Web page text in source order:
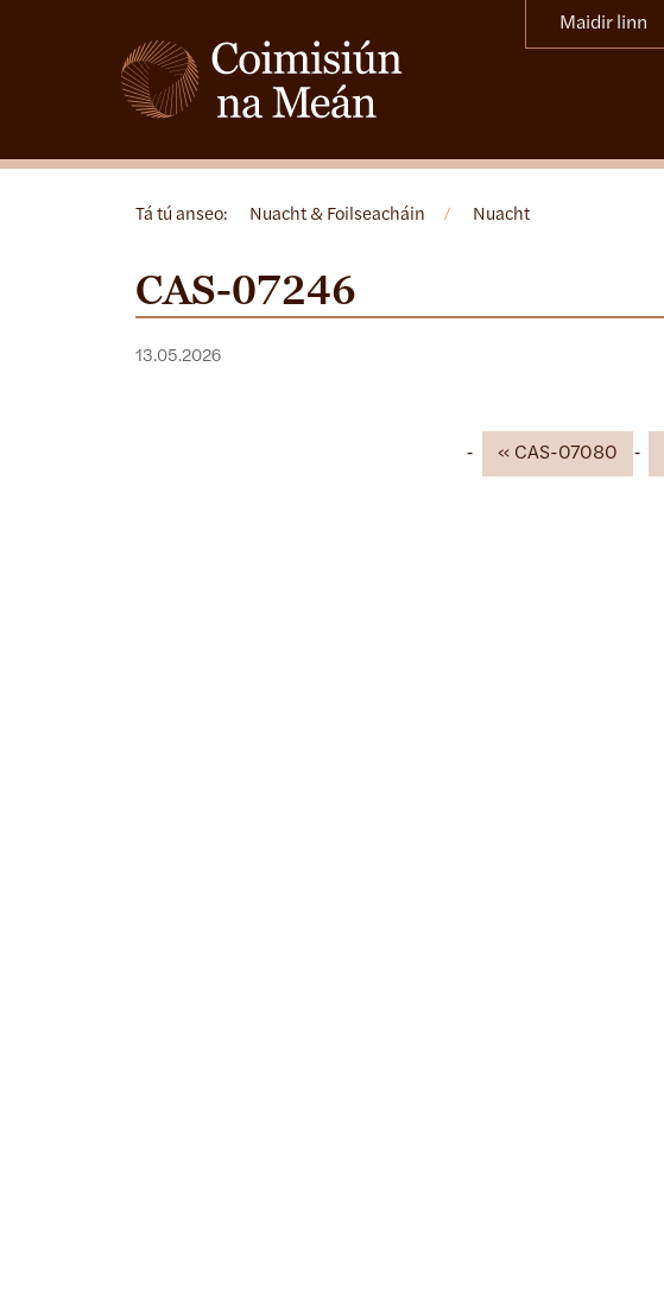
Maidir linn
Tá tú anseo: Nuacht & Foilseacháin / Nuacht
CAS-07246
13.05.2026
CAS-07080